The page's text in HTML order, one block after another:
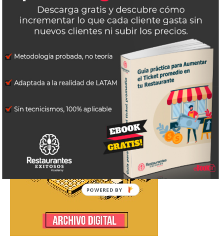
POWERED BY